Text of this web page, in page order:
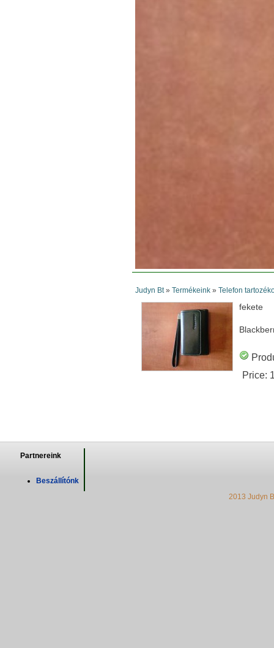
Judyn Bt» Termékeink» Telefon
fekete
Price:
Partnereink
Beszállítónk
2013 Judyn